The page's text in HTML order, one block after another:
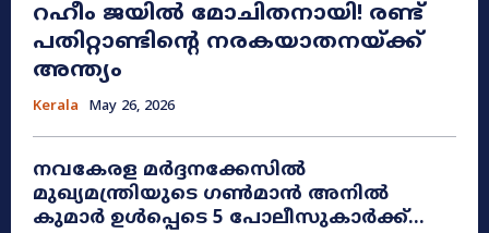
റഹീം ജയിൽ മോചിതനായി! രണ്ട്
പതിറ്റാണ്ടിന്റെ നരകയാതനയ്ക്ക്
അന്ത്യം
Kerala May 26, 2026
നവകേരള മർദ്ദനക്കേസിൽ
മുഖ്യമന്ത്രിയുടെ ഗൺമാൻ അനിൽ
കുമാർ ഉൾപ്പെടെ 5 പോലീസുകാർക്ക്...